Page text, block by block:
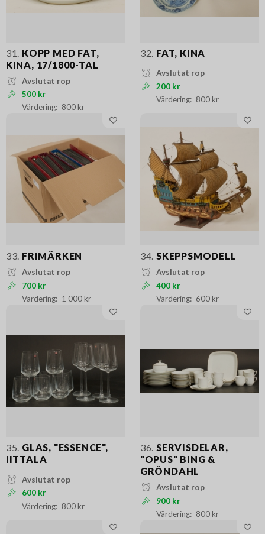
31.
KOPP MED FAT,
KINA, 17/1800-TAL
Avslutat rop
500 kr
800 kr
32. FAT, KINA
Avslutat rop
200 kr
800 kr
33. FRIMÄRKEN
Avslutat rop
700 kr
1 000 kr
34. SKEPPSMODELL
Avslutat rop
400 kr
600 kr
35. GLAS, "ESSENCE",
IITTALA
Avslutat rop
600 kr
800 kr
36. SERVISDELAR,
"OPUS" BING &
GRÖNDAHL
Avslutat rop
900 kr
800 kr